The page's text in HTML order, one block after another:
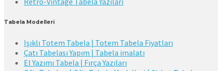
Tabela Modelleri
Işıklı Totem Tabela | Totem Tabela Fiyatları
Çatı Tabelası Yapım | Tabela imalatı
El Yazımı Tabela | Fırça Yazıları